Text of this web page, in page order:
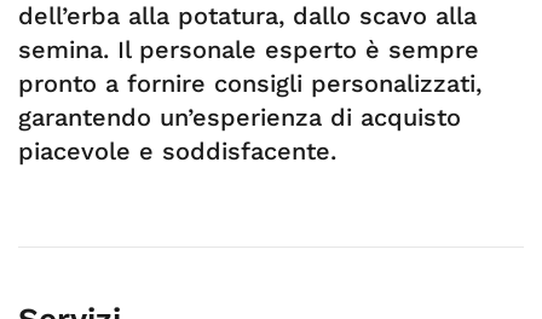
dell’erba alla potatura, dallo scavo alla
semina. Il personale esperto è sempre
pronto a fornire consigli personalizzati,
garantendo un’esperienza di acquisto
piacevole e soddisfacente.